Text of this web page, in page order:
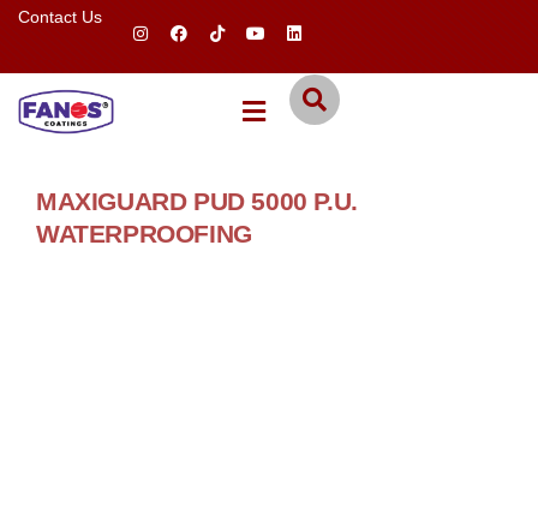
Contact Us
MAXIGUARD PUD 5000 P.U.
WATERPROOFING